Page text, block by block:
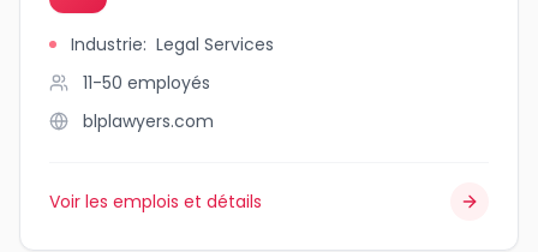
Industrie: Legal Services
11-50 employés
blplawyers.com
Voir les emplois et détails